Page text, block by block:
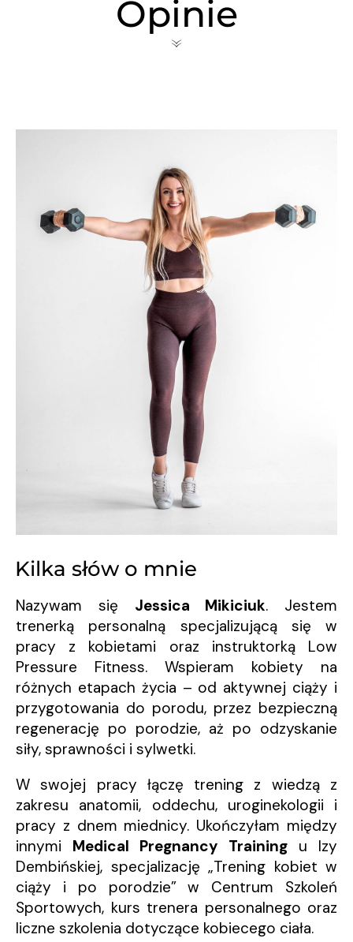
Opinie
«
Kilka słów o mnie
Nazywam się Jessica Mikiciuk. Jestem
trenerką personalną specjalizującą się w
pracy z kobietami oraz instruktorką Low
Pressure Fitness. Wspieram kobiety na
różnych etapach życia – od aktywnej ciąży i
przygotowania do porodu, przez bezpieczną
regenerację po porodzie, aż po odzyskanie
siły, sprawności i sylwetki.
W swojej pracy łączę trening z wiedzą z
zakresu anatomii, oddechu, uroginekologii i
pracy z dnem miednicy. Ukończyłam między
innymi Medical Pregnancy Trainingu Izy
Dembińskiej, specjalizację „Trening kobiet w
ciąży i po porodzie” w Centrum Szkoleń
Sportowych, kurs trenera personalnego oraz
liczne szkolenia dotyczące kobiecego ciała.